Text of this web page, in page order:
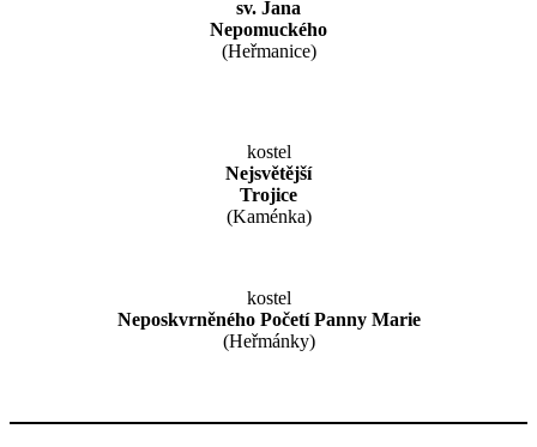
sv. Jana
Nepomuckého
(Heřmanice)
kostel
Nejsvětější
Trojice
(Kaménka)
kostel
Neposkvrněného Početí Panny Marie
(Heřmánky)